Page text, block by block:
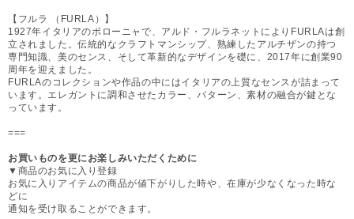
【フルラ （FURLA）】
1927年イタリアのボローニャで、アルド・フルラネットによりFURLAは創
立されました。伝統的なクラフトマンシップ、熟練したアルチザンの持つ
専門知識、美のセンス、そして革新的なデザインを礎に、2017年に創業90
周年を迎えました。
FURLAのコレクションや作品の中にはイタリアの上質なセンスが詰まって
います。エレガントに調和させたカラー、パターン、素材の融合が鍵とな
っています。
===
お買いものを更にお楽しみいただくために
▼商品のお気に入り登録
お気に入りアイテムの商品が値下がりした時や、在庫が少なくなった時な
どに
通知を受け取ることができます。